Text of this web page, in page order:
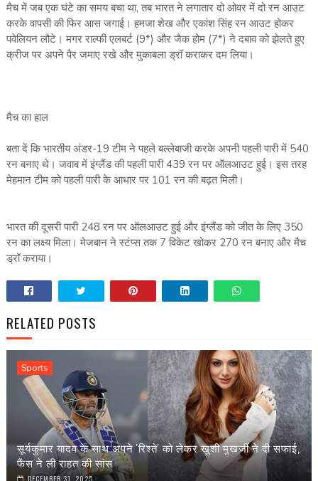
मैच में जब एक घंटे का समय बचा था, तब भारत ने लगातार दो ओवर में दो रन आउट
करके वापसी की फिर आस जगाई। हमजा शेख और एकांश सिंह रन आउट होकर
पवेलियन लौटे। मगर राल्‍फी एलबर्ट (9*) और जैक होम (7*) ने दबाव को झेलते हुए
क्रीज पर अपने पैर जमाए रखे और मुकाबला ड्रॉ कराकर दम लिया।
मैच का हाल
बता दें कि भारतीय अंडर-19 टीम ने पहले बल्‍लेबाजी करके अपनी पहली पारी में 540
रन बनाए थे। जवाब में इंग्‍लैंड की पहली पारी 439 रन पर ऑलआउट हुई। इस तरह
मेहमान टीम को पहली पारी के आधार पर 101 रन की बढ़त मिली।
भारत की दूसरी पारी 248 रन पर ऑलआउट हुई और इंग्‍लैंड को जीत के लिए 350
रन का लक्ष्‍य मिला। मेजबान ने स्‍टंप्‍स तक 7 विकेट खोकर 270 रन बनाए और मैच
ड्रॉ कराया।
RELATED POSTS
Sports
सूर्यकुमार यादव के साथ अपने 'रिश्ते' को लेकर खुशी मुखर्जी ने दी सफाई,
फैंस ने ली राहत की सांस
DECEMBER 31, 2025